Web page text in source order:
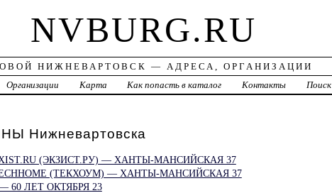
NVBURG.RU
НИЖНЕВАРТОВСК — АДРЕСА, ОРГАНИЗАЦИИ
Организации Карта Как попасть в каталог Контакты Поиск
Нижневартовска
(ЭКЗИСТ.РУ) — ХАНТЫ-МАНСИЙСКАЯ 37
(ТЕКХОУМ) — ХАНТЫ-МАНСИЙСКАЯ 37
— 60 ЛЕТ ОКТЯБРЯ 23